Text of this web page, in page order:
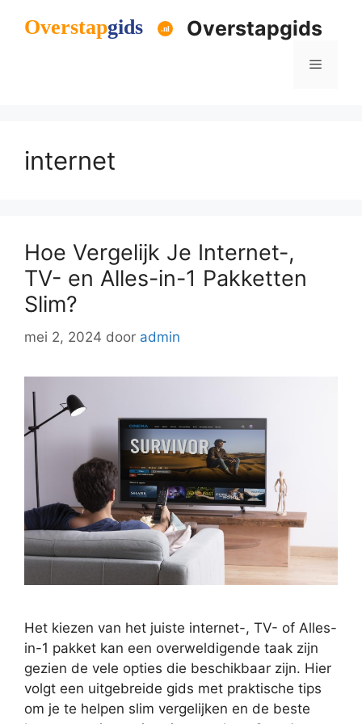
naar
Overstapgids
Menu
internet
Hoe Vergelijk Je Internet-,
TV- en Alles-in-1 Pakketten
Slim?
mei 2, 2024 door admin
Het kiezen van het juiste internet-, TV- of Alles-
in-1 pakket kan een overweldigende taak zijn
gezien de vele opties die beschikbaar zijn. Hier
volgt een uitgebreide gids met praktische tips
om je te helpen slim vergelijken en de beste